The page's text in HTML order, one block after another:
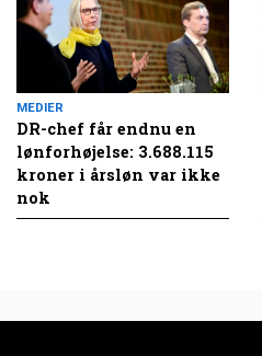
MEDIER
DR-chef får endnu en
lønforhøjelse: 3.688.115
kroner i årsløn var ikke
nok